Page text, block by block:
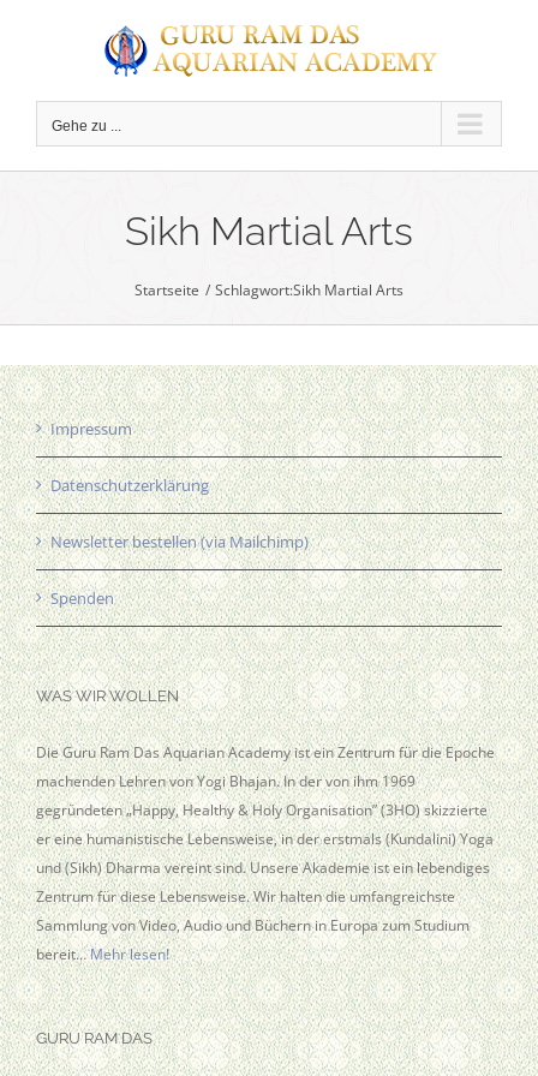
Gehe zu ...
Sikh Martial Arts
Startseite Schlagwort:Sikh Martial Arts
Impressum
Datenschutzerklärung
Newsletter bestellen (via Mailchimp)
Spenden
WAS WIR WOLLEN
Die Guru Ram Das Aquarian Academy ist ein Zentrum für die Epoche
machenden Lehren von Yogi Bhajan. In der von ihm 1969
gegründeten „Happy, Healthy & Holy Organisation” (3HO) skizzierte
er eine humanistische Lebensweise, in der erstmals (Kundalini) Yoga
und (Sikh) Dharma vereint sind. Unsere Akademie ist ein lebendiges
Zentrum für diese Lebensweise. Wir halten die umfangreichste
Sammlung von Video, Audio und Büchern in Europa zum Studium
bereit…Mehr lesen!
GURU RAM DAS